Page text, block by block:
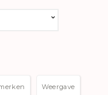
Weergave